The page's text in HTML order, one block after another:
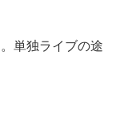
単独ライブの途